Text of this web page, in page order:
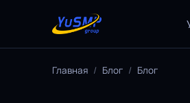
Главная / Блог / Блог